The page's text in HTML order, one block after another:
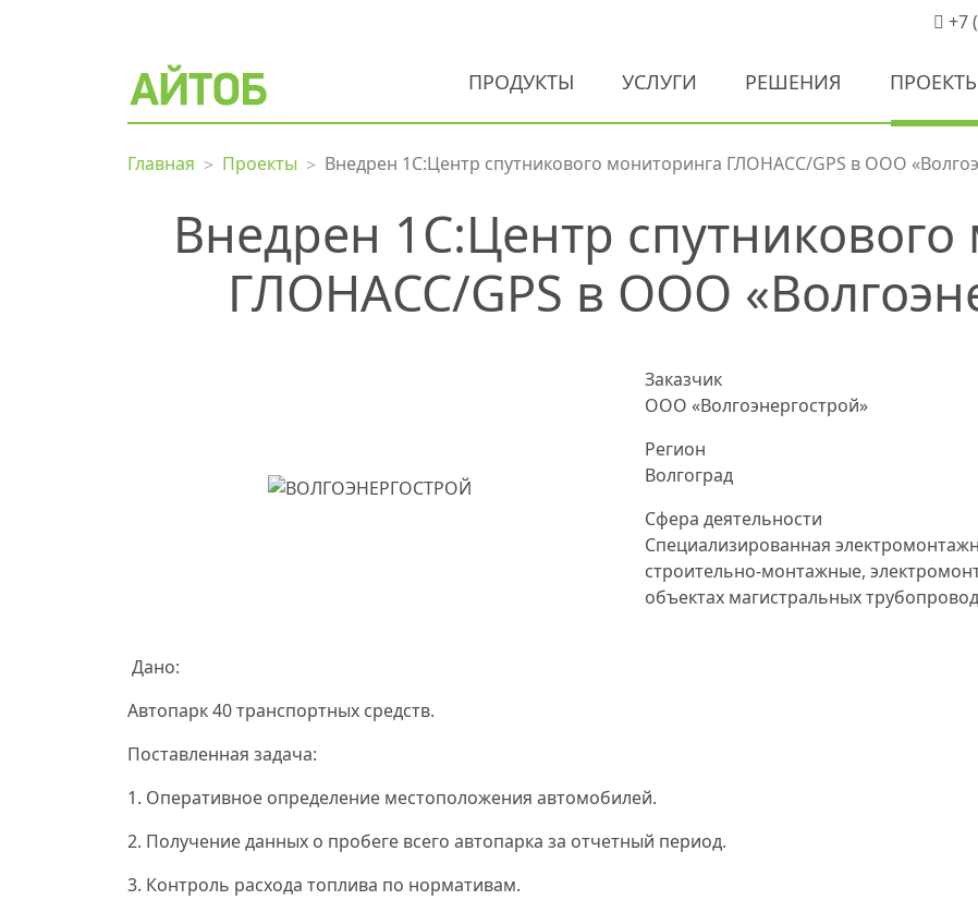
+7
ПРОДУКТЫ УСЛУГИ РЕШЕНИЯ
Главная Проекты Внедрен 1С:Центр спутникового мониторинга ГЛОНАСС/GPS в ООО
Внедрен 1С:Центр
ГЛОНАСС/GPS в ООО
Заказчик
ООО «Волгоэнергострой»
Регион
Волгоград
Сфера деятельности
Специализированная
строительно-монтажные,
объектах магистральных
Дано:
Автопарк 40 транспортных средств.
Поставленная задача:
1. Оперативное определение местоположения автомобилей.
2. Получение данных о пробеге всего автопарка за отчетный период.
3. Контроль расхода топлива по нормативам.